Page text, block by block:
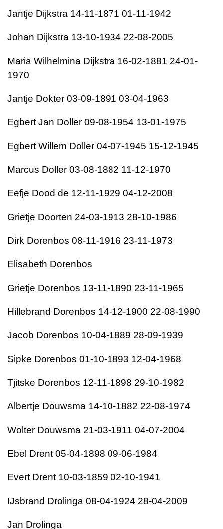
Jantje Dijkstra 14-11-1871 01-11-1942
Johan Dijkstra 13-10-1934 22-08-2005
Maria Wilhelmina Dijkstra 16-02-1881 24-01-
1970
Jantje Dokter 03-09-1891 03-04-1963
Egbert Jan Doller 09-08-1954 13-01-1975
Egbert Willem Doller 04-07-1945 15-12-1945
Marcus Doller 03-08-1882 11-12-1970
Eefje Dood de 12-11-1929 04-12-2008
Grietje Doorten 24-03-1913 28-10-1986
Dirk Dorenbos 08-11-1916 23-11-1973
Elisabeth Dorenbos
Grietje Dorenbos 13-11-1890 23-11-1965
Hillebrand Dorenbos 14-12-1900 22-08-1990
Jacob Dorenbos 10-04-1889 28-09-1939
Sipke Dorenbos 01-10-1893 12-04-1968
Tjitske Dorenbos 12-11-1898 29-10-1982
Albertje Douwsma 14-10-1882 22-08-1974
Wolter Douwsma 21-03-1911 04-07-2004
Ebel Drent 05-04-1898 09-06-1984
Evert Drent 10-03-1859 02-10-1941
IJsbrand Drolinga 08-04-1924 28-04-2009
Jan Drolinga